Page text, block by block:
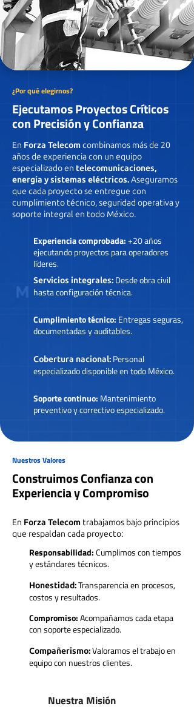
¿Por qué elegirnos?
Ejecutamos Proyectos Críticos
con Precisión y Confianza
En Forza Telecomcombinamos más de 20
años de experiencia con un equipo
especializado en telecomunicaciones,
energía y sistemas eléctricos.Aseguramos
que cada proyecto se entregue con
cumplimiento técnico, seguridad operativa y
soporte integral en todo México.
Experiencia comprobada:+20 años
ejecutando proyectos para operadores
líderes.
Servicios integrales: Desde obra civil
hasta configuración técnica.
Cumplimiento técnico: Entregas seguras,
documentadas y auditables.
Cobertura nacional: Personal
especializado disponible en todo México.
Soporte continuo: Mantenimiento
preventivo y correctivo especializado.
Nuestros Valores
Construimos Confianza con
Experiencia y Compromiso
En Forza Telecom trabajamos bajo principios
que respaldan cada proyecto:
Responsabilidad:Cumplimos con tiempos
y estándares técnicos.
Honestidad:Transparencia en procesos,
costos y resultados.
Compromiso:Acompañamos cada etapa
con soporte especializado.
Compañerismo:Valoramos el trabajo en
equipo con nuestros clientes.
Nuestra Misión